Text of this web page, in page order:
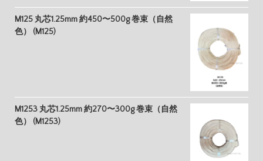
M125 丸芯1.25mm 約450〜500g 巻束（自然
色） (M125)
M1253 丸芯1.25mm 約270〜300g 巻束（自然
色） (M1253)